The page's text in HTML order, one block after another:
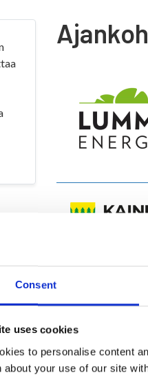
Consent
uses cookies
to personalise content
about your use of our site